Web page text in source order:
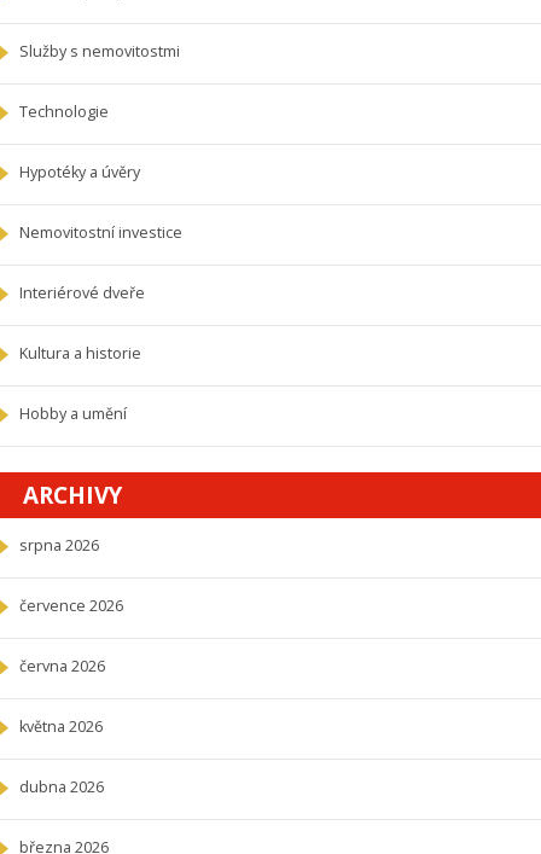
Služby s nemovitostmi
Technologie
Hypotéky a úvěry
Nemovitostní investice
Interiérové dveře
Kultura a historie
Hobby a umění
ARCHIVY
srpna 2026
července 2026
června 2026
května 2026
dubna 2026
března 2026